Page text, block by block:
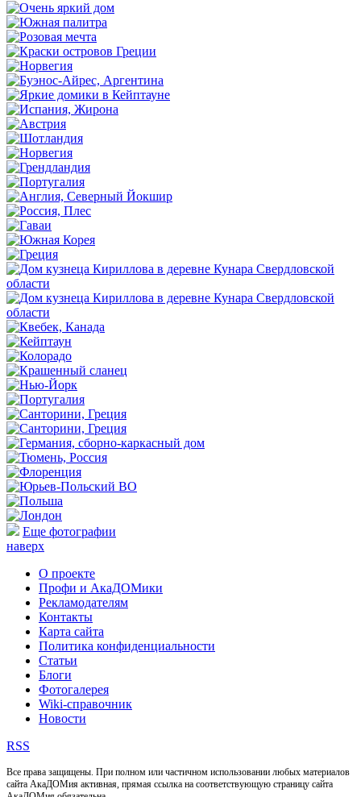
Еще фотографии
наверх
О проекте
Профи и АкаДОМики
Рекламодателям
Контакты
Карта сайта
Политика конфиденциальности
Статьи
Блоги
Фотогалерея
Wiki-справочник
Новости
RSS
Все права защищены. При полном или частичном использовании любых материалов
сайта АкаДОМия активная, прямая ссылка на соответствующую страницу сайта